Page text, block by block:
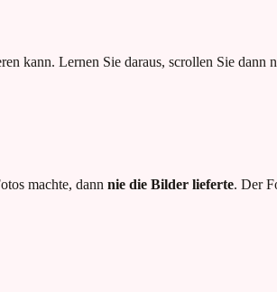
kann. Lernen Sie daraus, scrollen Sie
machte, dann nie die Bilder lieferte. Der